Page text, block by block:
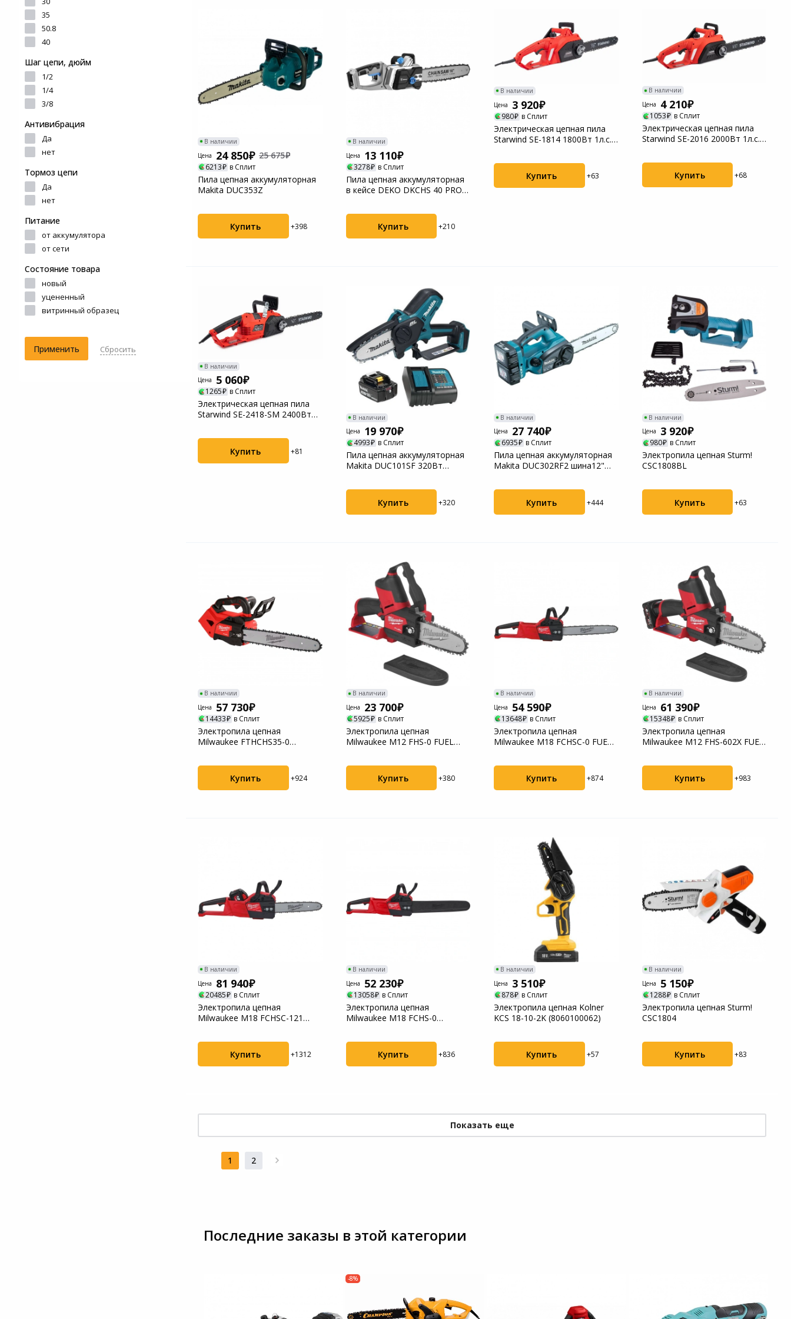
35
50.8
40
Шаг цепи, дюйм
1/2
1/4
3/8
Антивибрация
Да
нет
Тормоз цепи
Да
нет
Питание
от аккумулятора
от сети
Состояние товара
новый
уцененный
витринный образец
Применить Сбросить
В наличии
Цена
24 850 25 675
6213 в Сплит
Пила цепная аккумуляторная
Makita DUC353Z
Купить +398
В наличии
Цена
13 110
3278 в Сплит
Пила цепная аккумуляторная
в кейсе DEKO DKCHS 40 PRO,
Купить +210
В наличии
Цена
3 920
980 в Сплит
Электрическая цепная пила
Starwind SE-1814 1800Вт 1л.с.
Купить +63
В наличии
Цена
4 210
1053 в Сплит
Электрическая цепная пила
Starwind SE-2016 2000Вт 1л.с.
Купить +68
В наличии
Цена
5 060
1265 в Сплит
Электрическая цепная пила
Starwind SE-2418-SM 2400Вт
Купить +81
В наличии
Цена
19 970
4993 в Сплит
Пила цепная аккумуляторная
Makita DUC101SF 320Вт
Купить +320
В наличии
Цена
27 740
6935 в Сплит
Пила цепная аккумуляторная
Makita DUC302RF2 шина12"
Купить +444
В наличии
Цена
3 920
980 в Сплит
Электропила цепная Sturm!
CSC1808BL
Купить +63
В наличии
Цена
57 730
14433 в Сплит
Электропила цепная
Milwaukee FTHCHS35-0
Купить +924
В наличии
Цена
23 700
5925 в Сплит
Электропила цепная
Milwaukee M12 FHS-0 FUEL
Купить +380
В наличии
Цена
54 590
13648 в Сплит
Электропила цепная
Milwaukee M18 FCHSC-0 FUEL
Купить +874
В наличии
Цена
61 390
15348 в Сплит
Электропила цепная
Milwaukee M12 FHS-602X FUEL
Купить +983
В наличии
Цена
81 940
20485 в Сплит
Электропила цепная
Milwaukee M18 FCHSC-121
Купить +1312
В наличии
Цена
52 230
13058 в Сплит
Электропила цепная
Milwaukee M18 FCHS-0
Купить +836
В наличии
Цена
3 510
878 в Сплит
Электропила цепная Kolner
KCS 18-10-2K (8060100062)
Купить +57
В наличии
Цена
5 150
1288 в Сплит
Электропила цепная Sturm!
CSC1804
Купить +83
Показать еще
1 2
Последние заказы в этой категории
-8%
Мотоблоки
Системы
видеонаблюдения
Уцененные товары